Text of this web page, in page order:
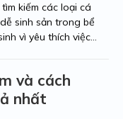
kiếm các loại cá
sinh sản trong bể
vì yêu thích việc
vui thích đến cho
Hiểu được mối
tâm đó, Người Nhà
và cách
nhất